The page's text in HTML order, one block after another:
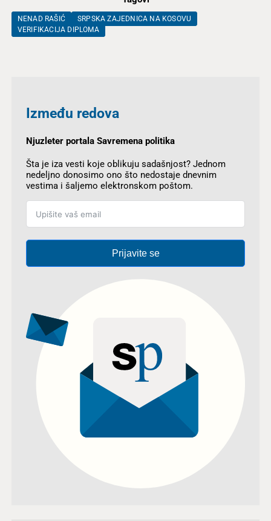
NENAD RAŠIĆ
SRPSKA ZAJEDNICA NA KOSOVU
VERIFIKACIJA DIPLOMA
Između redova
Njuzleter portala Savremena politika
Šta je iza vesti koje oblikuju sadašnjost? Jednom
nedeljno donosimo ono što nedostaje dnevnim
vestima i šaljemo elektronskom poštom.
Prijavite se